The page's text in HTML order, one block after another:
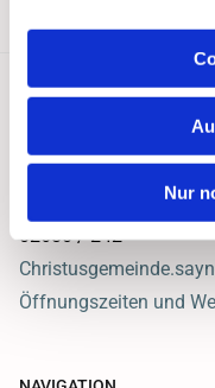
Nur
Ev.
Hauptstraße 47
02680 / 242
Öffnungszeiten und